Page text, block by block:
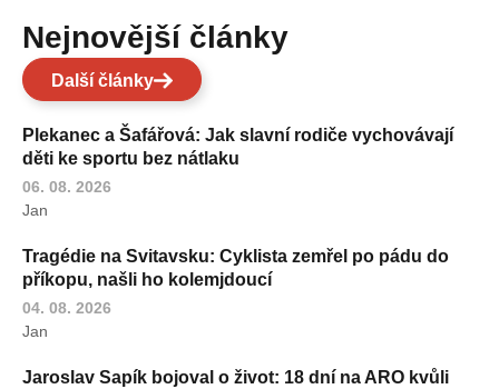
Nejnovější články
Další články
Plekanec a Šafářová: Jak slavní rodiče vychovávají
děti ke sportu bez nátlaku
06. 08. 2026
Jan
Tragédie na Svitavsku: Cyklista zemřel po pádu do
příkopu, našli ho kolemjdoucí
04. 08. 2026
Jan
Jaroslav Sapík bojoval o život: 18 dní na ARO kvůli